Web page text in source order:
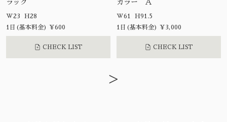
ラック
W23 H28
1日(基本料金) ¥600
CHECK LIST
カラー Ａ
W61 H91.5
1日(基本料金) ¥3,000
CHECK LIST
>